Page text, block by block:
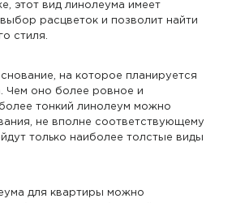
этот вид линолеума имеет
расцветок и позволит найти
стиля.
на которое планируется
Чем оно более ровное и
тонкий линолеум можно
не вполне соответствующему
только наиболее толстые виды
для квартиры можно